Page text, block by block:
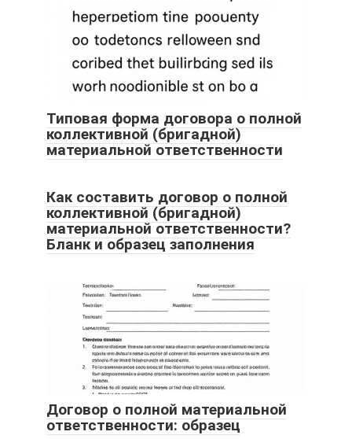
Типовая форма договора о полной
коллективной (бригадной)
материальной ответственности
Как составить договор о полной
коллективной (бригадной)
материальной ответственности?
Бланк и образец заполнения
Договор о полной материальной
ответственности: образец